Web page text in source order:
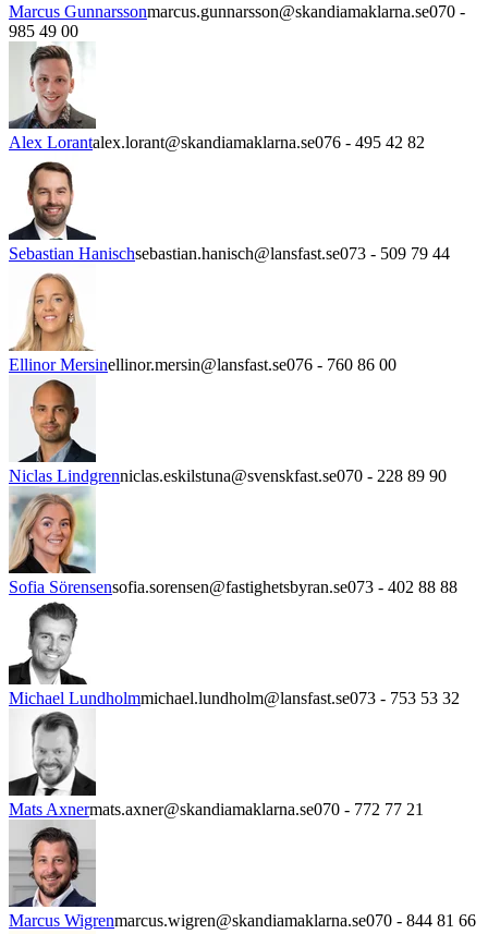
Marcus Gunnarssonmarcus.gunnarsson@skandiamaklarna.se070 -
985 49 00
Alex Lorantalex.lorant@skandiamaklarna.se076 - 495 42 82
Sebastian Hanischsebastian.hanisch@lansfast.se073 - 509 79 44
Ellinor Mersinellinor.mersin@lansfast.se076 - 760 86 00
Niclas Lindgrenniclas.eskilstuna@svenskfast.se070 - 228 89 90
Sofia Sörensensofia.sorensen@fastighetsbyran.se073 - 402 88 88
Michael Lundholmmichael.lundholm@lansfast.se073 - 753 53 32
Mats Axnermats.axner@skandiamaklarna.se070 - 772 77 21
Marcus Wigrenmarcus.wigren@skandiamaklarna.se070 - 844 81 66